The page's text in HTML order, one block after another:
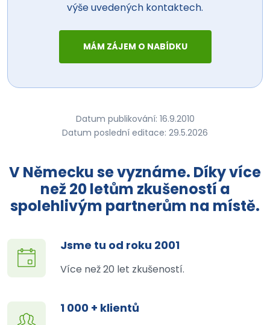
výše uvedených kontaktech.
MÁM ZÁJEM O NABÍDKU
Datum publikování: 16.9.2010
Datum poslední editace: 29.5.2026
V Německu se vyznáme. Díky více
než 20 letům zkušeností a
spolehlivým partnerům na místě.
Jsme tu od roku 2001
Více než 20 let zkušeností.
1 000 + klientů